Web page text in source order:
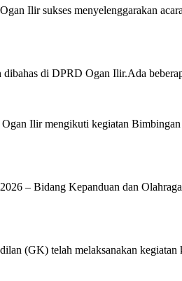
Ilir sukses menyelenggarakan
di DPRD Ogan Ilir.Ada
Ilir mengikuti kegiatan
– Bidang Kepanduan dan
(GK) telah melaksanakan